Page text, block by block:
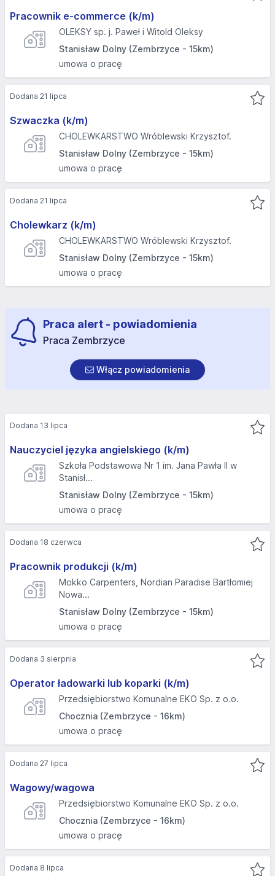
Pracownik e-commerce (k/m)
OLEKSY sp. j. Paweł i Witold Oleksy
Stanisław Dolny (Zembrzyce - 15km)
umowa o pracę
Szwaczka (k/m)
CHOLEWKARSTWO Wróblewski Krzysztof.
Stanisław Dolny (Zembrzyce - 15km)
umowa o pracę
Dodana 21 lipca
Cholewkarz (k/m)
CHOLEWKARSTWO Wróblewski Krzysztof.
Stanisław Dolny (Zembrzyce - 15km)
umowa o pracę
Dodana 21 lipca
Praca alert - powiadomienia
Praca Zembrzyce
Włącz powiadomienia
Nauczyciel języka angielskiego (k/m)
Szkoła Podstawowa Nr 1 im. Jana Pawła II w
Stanisł...
Stanisław Dolny (Zembrzyce - 15km)
umowa o pracę
Dodana 13 lipca
Pracownik produkcji (k/m)
Mokko Carpenters, Nordian Paradise Bartłomiej
Nowa...
Stanisław Dolny (Zembrzyce - 15km)
umowa o pracę
Dodana 18 czerwca
Operator ładowarki lub koparki (k/m)
Przedsiębiorstwo Komunalne EKO Sp. z o.o.
Chocznia (Zembrzyce - 16km)
umowa o pracę
Dodana 3 sierpnia
Wagowy/wagowa
Przedsiębiorstwo Komunalne EKO Sp. z o.o.
Chocznia (Zembrzyce - 16km)
umowa o pracę
Dodana 27 lipca
Dodana 8 lipca